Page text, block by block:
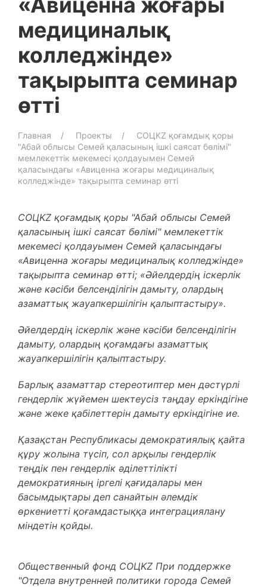
медициналық
колледжінде»
тақырыпта семинар
өтті
Главная Проекты
СОЦKZ қоғамдық қоры
"Абай облысы Семей қаласының ішкі саясат бөлімі"
мемлекеттік мекемесі қолдауымен Семей
қаласындағы «Авиценна жоғары медициналық
колледжінде» тақырыпта семинар өтті
СОЦKZ қоғамдық қоры "Абай облысы Семей
қаласының ішкі саясат бөлімі" мемлекеттік
мекемесі қолдауымен Семей қаласындағы
«Авиценна жоғары медициналық колледжінде»
тақырыпта семинар өтті; «Әйелдердің іскерлік
және кәсіби белсенділігін дамыту, олардың
азаматтық жауапкершілігін қалыптастыру».
Әйелдердің іскерлік және кәсіби белсенділігін
дамыту, олардың қоғамдағы азаматтық
жауапкершілігін қалыптастыру.
Барлық азаматтар стереотиптер мен дәстүрлі
гендерлік жүйемен шектеусіз таңдау еркіндігіне
және жеке қабілеттерін дамыту еркіндігіне ие.
Қазақстан Республикасы демократиялық қайта
құру жолына түсіп, сол арқылы гендерлік
теңдік пен гендерлік әділеттілікті
демократияның іргелі қағидалары мен
басымдықтары деп санайтын әлемдік
өркениетті қоғамдастыққа интеграциялану
міндетін қойды.
Общественный фонд СОЦKZ При поддержке
"Отдела внутренней политики города Семей